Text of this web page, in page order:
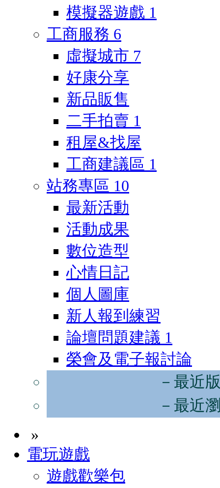
模擬器遊戲 1
工商服務 6
虛擬城市 7
好康分享
新品販售
二手拍賣 1
租屋&找屋
工商建議區 1
站務專區 10
最新活動
活動成果
數位造型
心情日記
個人圖庫
新人報到練習
論壇問題建議 1
榮會及電子報討論
－最近
－最近
»
電玩遊戲
遊戲歡樂包